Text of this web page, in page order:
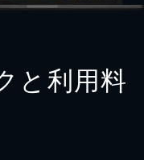
と利用料